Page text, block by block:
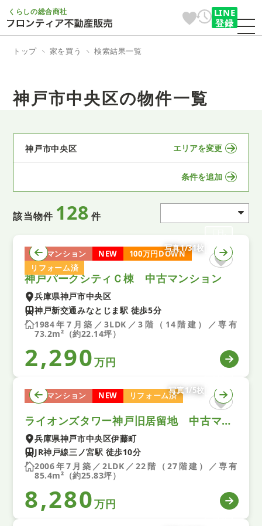
くらしの総合商社
LINE
登録
トップ 家を買う 検索結果一覧
神戸市中央区の物件一覧
神戸市中央区 エリアを変更
条件を追加
該当物件 128 件
中古マンション NEW
100万円DOWN
リフォーム済
写真1/31枚
神戸パークシティＣ棟 中古マンション
兵庫県神戸市中央区
神戸新交通みなとじま駅 徒歩5分
1984年7月築／3LDK／3階（14階建）／専有
73.2m²（約22.14坪）
2,290万円
中古マンション NEW リフォーム済
写真1/5枚
ライオンズタワー神戸旧居留地 中古マンション
兵庫県神戸市中央区伊藤町
JR神戸線三ノ宮駅 徒歩10分
2006年7月築／2LDK／22階（27階建）／専有
85.4m²（約25.83坪）
8,280万円